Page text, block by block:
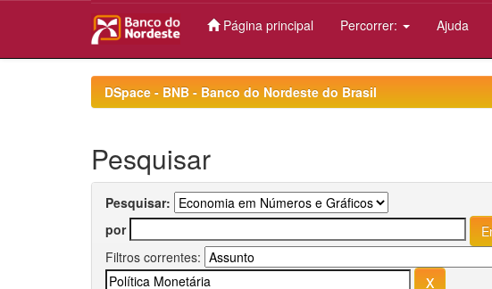
Página principal Percorrer: Ajuda
DSpace - BNB - Banco do Nordeste do Brasil
Pesquisar
Pesquisar:
por
Filtros correntes: